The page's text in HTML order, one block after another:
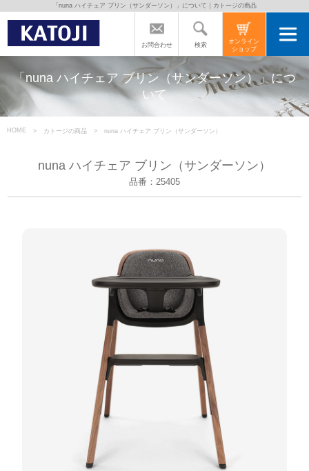
トップページ
カトージの商品
商品をご愛用の方へ
よくあるご質問
直営店のご案内
会社案内
お問い合わせ
チャイルドシートユーザー登録
お問合わせ 検索
オンライン
ショップ
「nuna ハイチェア ブリン（サンダーソン）」について｜カトージの商品
「nuna ハイチェア ブリン（サンダーソン）」につ
いて
HOME カトージの商品 nuna ハイチェア ブリン（サンダーソン）
nuna ハイチェア ブリン（サンダーソン）
品番：25405